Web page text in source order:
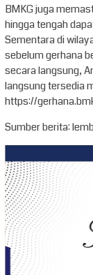
BMKG juga
hingga tengah
Sementara di
sebelum gerhana
secara langsung,
langsung tersedia
https://
Sumber berita: